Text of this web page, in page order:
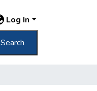
Log In
Search